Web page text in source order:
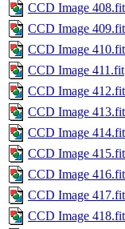
CCD Image 408.fit
CCD Image 409.fit
CCD Image 410.fit
CCD Image 411.fit
CCD Image 412.fit
CCD Image 413.fit
CCD Image 414.fit
CCD Image 415.fit
CCD Image 416.fit
CCD Image 417.fit
CCD Image 418.fit